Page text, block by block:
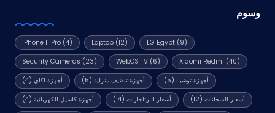
وسوم
iPhone 11 Pro (4) Laptop(12) LG Egypt(9)
Security Cameras (23) WebOS TV(6) Xiaomi Redmi (40)
أجهزة اكاي(4) أجهزة تنظيف منزلية (5) أجهزة توشيبا (5)
أجهزة كاسيل الكهربائية(4) أسعار البوتاجازات (14) أسعار السخانات (12)